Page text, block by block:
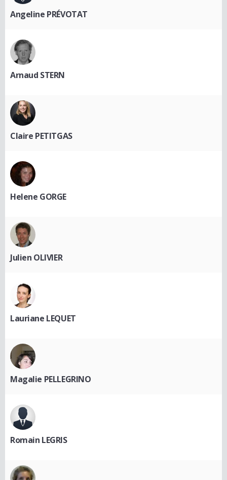
Angeline PRÉVOTAT
Arnaud STERN
Claire PETITGAS
Helene GORGE
Julien OLIVIER
Lauriane LEQUET
Magalie PELLEGRINO
Romain LEGRIS